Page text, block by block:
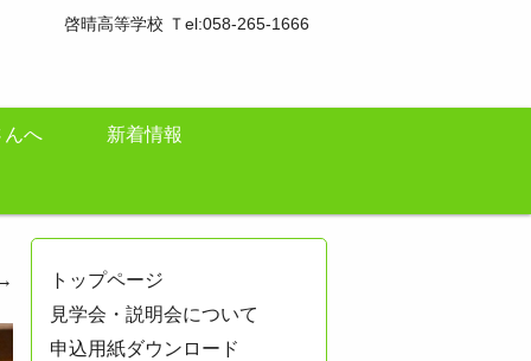
啓晴高等学校 Ｔel:058-265-1666
んへ 新着情報
トップページ
見学会・説明会について
申込用紙ダウンロード